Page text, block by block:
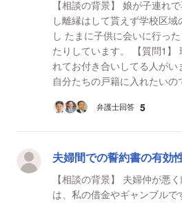
【相談の背景】 娘が子連れ
し離縁はして貰えず学校区
し たまに子供に会いに行っ
たりしています。 【質問1】 現在 娘は結婚を視野に入
れてお付き合いしてる人が
自分たちの戸籍に入れたい
か？
弁護士回答 5
夫婦間での誓約書の有効
【相談の背景】 夫婦仲が悪
は、私の借金やギャンブルです。 【質問1】 以